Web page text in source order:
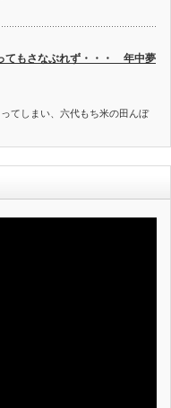
てもさなぶれず・・・ 年中夢
てしまい、六代もち米の田んぼ